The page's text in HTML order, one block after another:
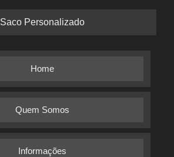
Saco Personalizado
Home
Quem Somos
Informações